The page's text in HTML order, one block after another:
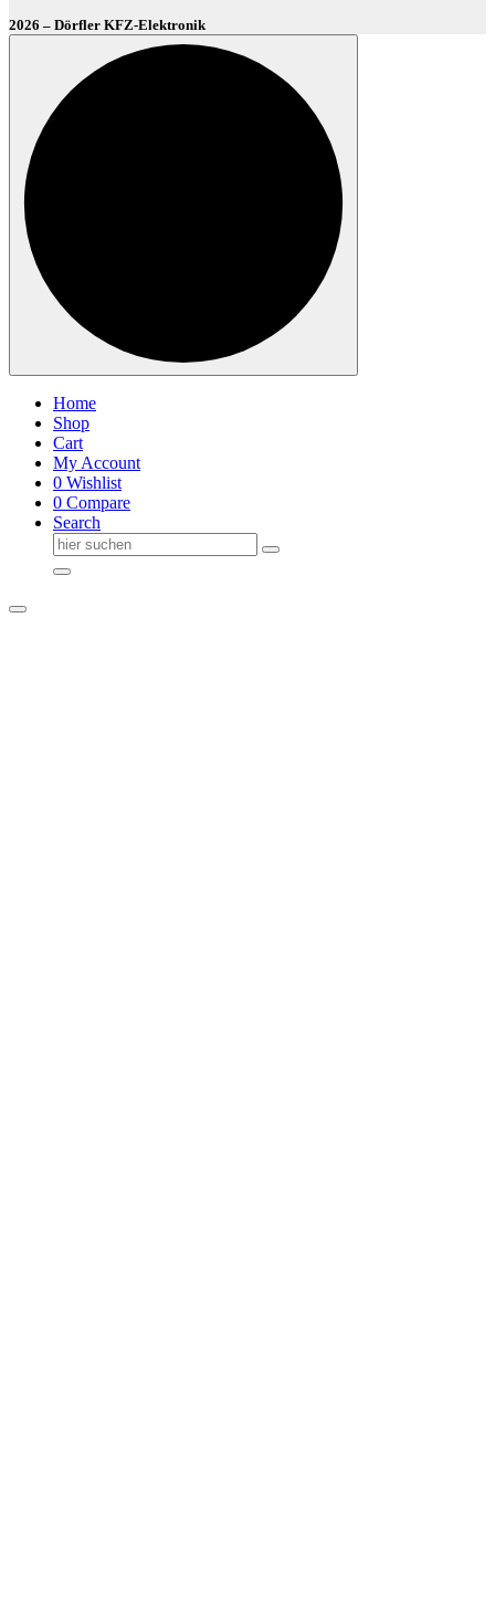
2026 – Dörfler KFZ-Elektronik
Home
Shop
Cart
My Account
0 Wishlist
0 Compare
Search
Suche
nach: